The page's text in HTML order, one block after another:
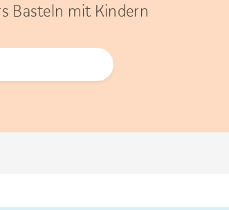
Basteln mit Kindern